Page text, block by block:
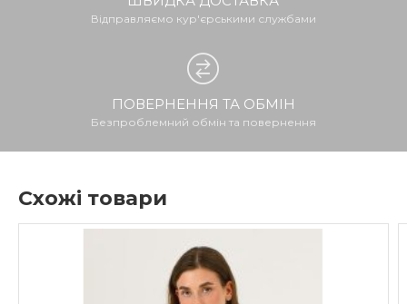
Відправляємо кур'єрськими службами
ПОВЕРНЕННЯ ТА ОБМІН
Безпроблемний обмін та повернення
Схожі товари